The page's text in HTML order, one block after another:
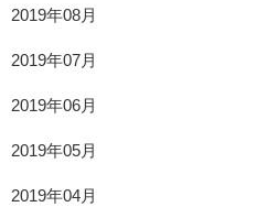
2019年08月
2019年07月
2019年06月
2019年05月
2019年04月